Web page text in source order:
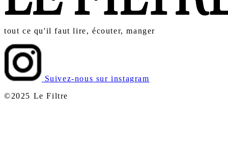
tout ce qu'il faut lire, écouter, manger
Suivez-nous sur instagram
©2025 Le Filtre